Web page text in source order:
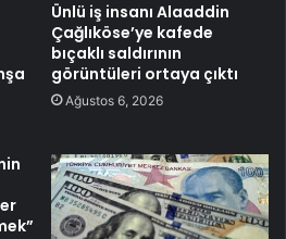
Ünlü iş insanı Alaaddin
Çağlıköse’ye kafede
bıçaklı saldırının
görüntüleri ortaya çıktı
Ağustos 6, 2026